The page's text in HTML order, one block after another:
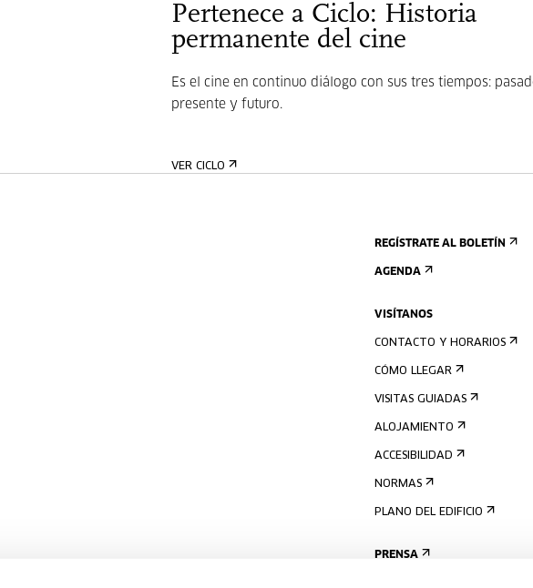
Pertenece a Ciclo: Historia
permanente del cine
Es el cine en continuo diálogo con sus tres tiempos:
presente y futuro.
VER CICLO
REGÍSTRATE AL BOLETÍN
AGENDA
VISÍTANOS
CONTACTO Y HORARIOS
CÓMO LLEGAR
VISITAS GUIADAS
ALOJAMIENTO
ACCESIBILIDAD
NORMAS
PLANO DEL EDIFICIO
PRENSA